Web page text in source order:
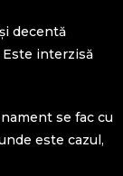
decentă
interzisă
se fac cu
este cazul,